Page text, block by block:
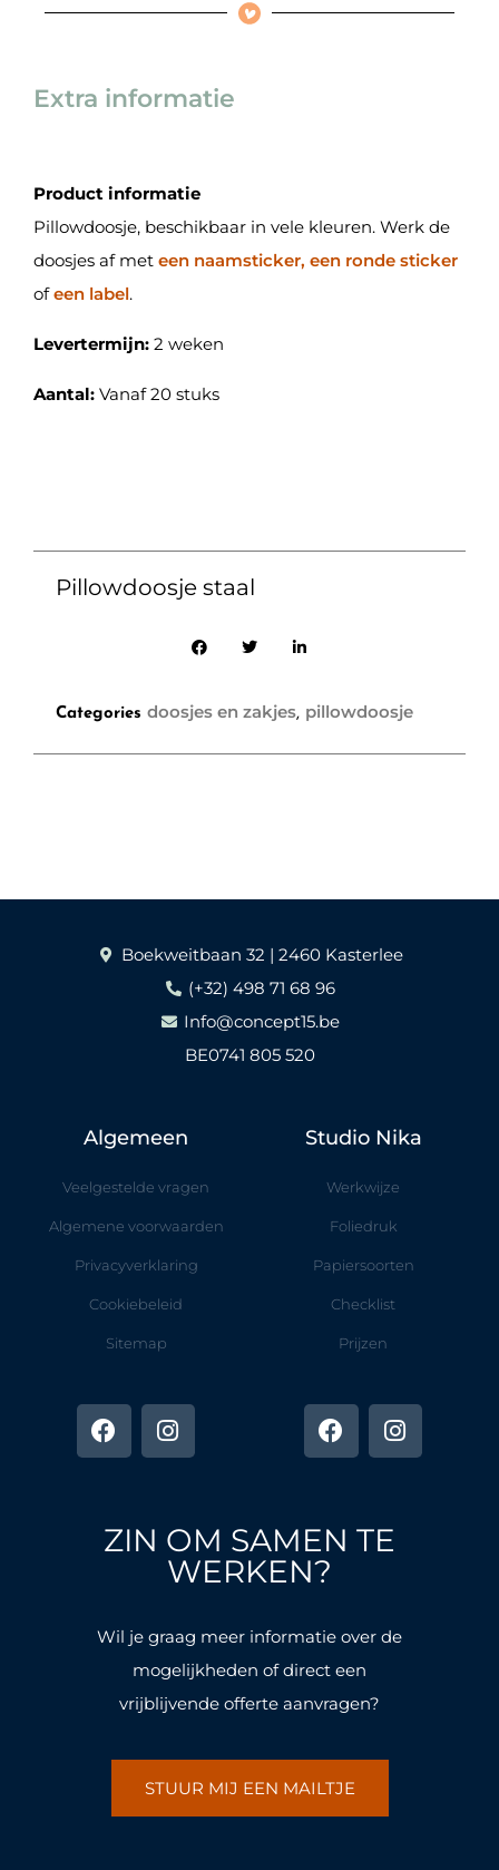
Extra informatie
Product informatie
Pillowdoosje, beschikbaar in vele kleuren. Werk de
doosjes af met een naamsticker, een ronde sticker
ofeen label.
Levertermijn: 2 weken
Aantal: Vanaf 20 stuks
Pillowdoosje staal
Categories doosjes en zakjes, pillowdoosje
Boekweitbaan 32 | 2460 Kasterlee
(+32) 498 71 68 96
Info@concept15.be
BE0741 805 520
Algemeen
Veelgestelde vragen
Algemene voorwaarden
Privacyverklaring
Cookiebeleid
Sitemap
a
c
e
o
n
s
t
r
a
m
Studio Nika
Werkwijze
Foliedruk
Papiersoorten
Checklist
Prijzen
a
c
e
o
k
n
s
t
ZIN OM SAMEN TE
WERKEN?
Wil je graag meer informatie over de
mogelijkheden of direct een
vrijblijvende offerte aanvragen?
STUUR MIJ EEN MAILTJE